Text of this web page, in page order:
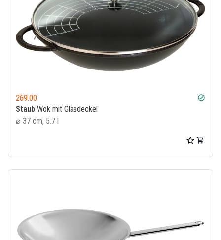
269.00 check_circle
Staub Wok mit Glasdeckel
⌀ 37 cm, 5.7 l